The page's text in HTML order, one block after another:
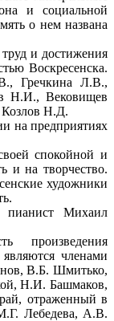
и социальной
о нем названа
и достижения
Воскресенска.
Гречкина Л.В.,
Н.И., Вековищев
Козлов Н.Д.
на предприятиях
спокойной и
и на творчество.
художники
Михаил
произведения
членами
В.Б. Шмитько,
Н.И. Башмаков,
отраженный в
Лебедева, А.В.